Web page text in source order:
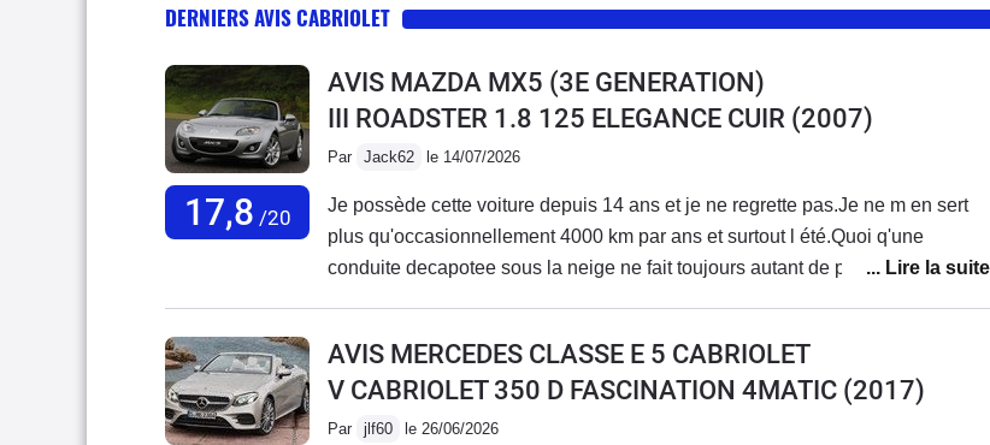
DERNIERS AVIS CABRIOLET
17,8 /20
AVIS MAZDA MX5 (3E GENERATION)
III ROADSTER 1.8 125 ELEGANCE CUIR (2007)
Par Jack62 le 14/07/2026
Je possède cette voiture depuis 14 ans et je ne regrette pas.Je ne m en sert
plus qu'occasionnellement 4000 km par ans et surtout l été.Quoi q'une
conduite decapotee sous la neige ne fait toujours autant de plaisir et je me fait
connu de panne .A part l entretien habituel jamais de séjour au garage.
AVIS MERCEDES CLASSE E 5 CABRIOLET
V CABRIOLET 350 D FASCINATION 4MATIC (2017)
Par jlf60 le 26/06/2026